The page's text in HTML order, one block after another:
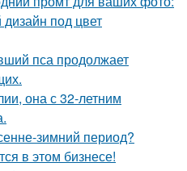
под цвет
пса продолжает
она с 32-летним
зимний период?
в этом бизнесе!